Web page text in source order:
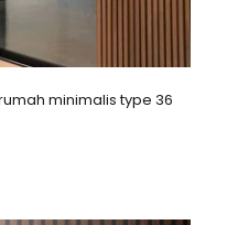
minimalis type 36